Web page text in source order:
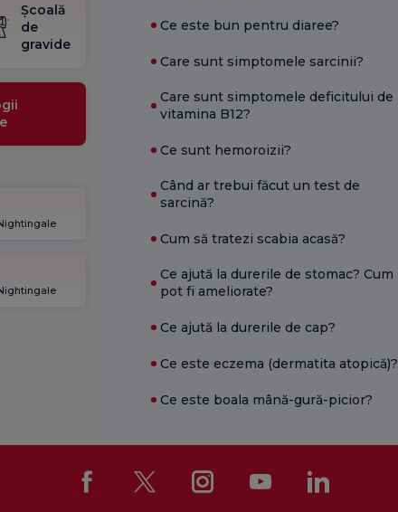
Școală
de
gravide
Ce este bun pentru diaree?
Care sunt simptomele sarcinii?
Care sunt simptomele deficitului de
vitamina B12?
Ce sunt hemoroizii?
Când ar trebui făcut un test de
sarcină?
Cum să tratezi scabia acasă?
Ce ajută la durerile de stomac? Cum
pot fi ameliorate?
Ce ajută la durerile de cap?
Ce este eczema (dermatita atopică)?
Ce este boala mână-gură-picior?